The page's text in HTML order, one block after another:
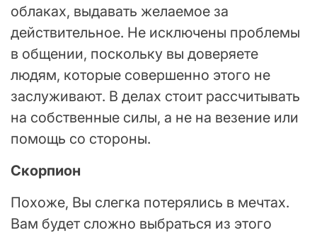
облаках, выдавать желаемое за
действительное. Не исключены проблемы
в общении, поскольку вы доверяете
людям, которые совершенно этого не
заслуживают. В делах стоит рассчитывать
на собственные силы, а не на везение или
помощь со стороны.
Скорпион
Похоже, Вы слегка потерялись в мечтах.
Вам будет сложно выбраться из этого